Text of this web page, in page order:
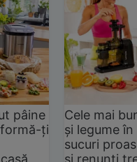
pâine
ți
Cele mai
și legume
sucuri